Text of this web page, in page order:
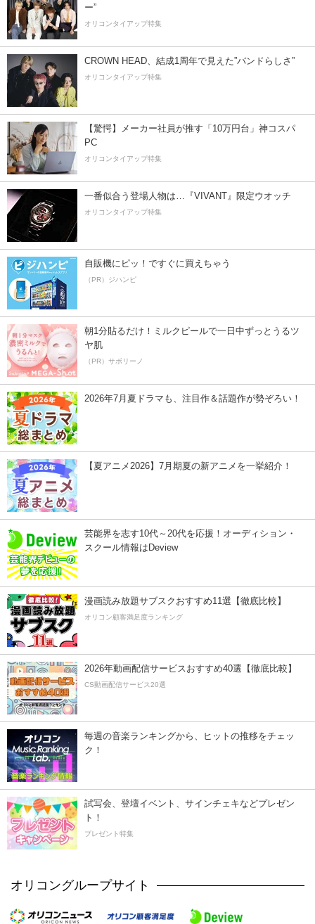
ー”
オリコンタイアップ特集
CROWN HEAD、結成1周年で見えた”バンドらしさ”
オリコンタイアップ特集
【驚愕】メーカー社員が推す「10万円台」神コスパ
PC
オリコンタイアップ特集
一番似合う登場人物は…『VIVANT』限定ウオッチ
オリコンタイアップ特集
自販機にピッ！ですぐに買えちゃう
（PR）ジハンピ
朝1分貼るだけ！ミルクピールで一日中ずっとうるツ
ヤ肌
（PR）サボリーノ
2026年7月夏ドラマも、注目作＆話題作が勢ぞろい！
【夏アニメ2026】7月期夏の新アニメを一挙紹介！
芸能界を志す10代～20代を応援！オーディション・
スクール情報はDeview
漫画読み放題サブスクおすすめ11選【徹底比較】
オリコン顧客満足度ランキング
2026年動画配信サービスおすすめ40選【徹底比較】
CS動画配信サービス20選
毎週の音楽ランキングから、ヒットの推移をチェッ
ク！
試写会、登壇イベント、サインチェキなどプレゼン
ト！
プレゼント特集
オリコングループサイト